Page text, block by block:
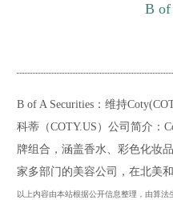
B of
B of A Securities：维持
科蒂（COTY.US）公司简介：
牌组合，涵盖香水、彩色化妆
家多部门的美容公司，在北美
以上内容由本站根据公开信息整理，由算法